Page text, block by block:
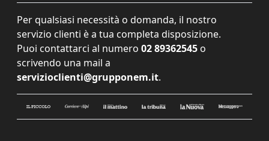
Per qualsiasi necessità o domanda, il nostro
servizio clienti è a tua completa disposizione.
Puoi contattarci al numero 02 89362545 o
scrivendo una mail a
servizioclienti@grupponem.it.